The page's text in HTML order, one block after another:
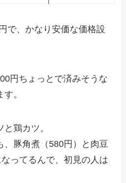
で、かなり安価な価格設
円ちょっとで済みそうな
。
鶏カツ。
、豚角煮（580円）と肉豆
ってるんで、初見の人は